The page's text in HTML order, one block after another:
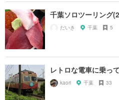
千葉ソロツーリング
だいき 千葉 5
レトロな電車に乗っ
kaori 千葉 33